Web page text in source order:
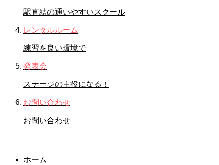
駅直結の通いやすいスクール
レンタルルーム
練習を良い環境で
発表会
ステージの主役になる！
お問い合わせ
お問い合わせ
ホーム